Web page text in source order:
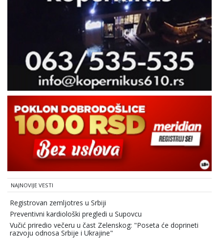
NAJNOVIJE VESTI
Registrovan zemljotres u Srbiji
Preventivni kardiološki pregledi u Supovcu
Vučić priredio večeru u čast Zelenskog: "Poseta će doprineti
razvoju odnosa Srbije i Ukrajine"